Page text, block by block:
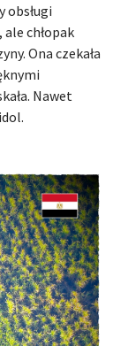
obsługi
ale chłopak
Ona czekała
Nawet